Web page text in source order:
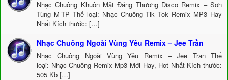
Nhạc Chuông Khuôn Mặt Đáng Thương Disco Remix – Sơn
Tùng M-TP Thể loại: Nhạc Chuông Tik Tok Remix MP3 Hay
Nhất Kích thước: […]
Nhạc Chuông Ngoài Vùng Yêu Remix – Jee Trần
Nhạc Chuông Ngoài Vùng Yêu Remix – Jee Trần Thể
loại: Nhạc Chuông Remix Mp3 Mới Hay, Hot Nhất Kích thước:
505 Kb […]